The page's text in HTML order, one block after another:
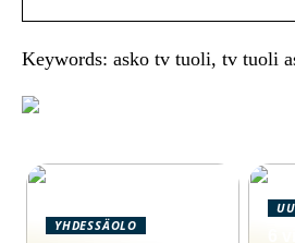
Keywords: asko tv tuoli, tv tuoli
YHDESSÄOLO